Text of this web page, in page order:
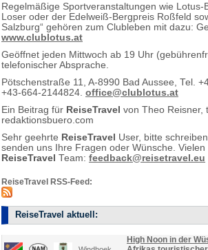
Regelmäßige Sportveranstaltungen wie Lotus-
Loser oder der Edelweiß-Bergpreis Roßfeld
Salzburg“ gehören zum Clubleben mit dazu:
www.clublotus.at
Geöffnet jeden Mittwoch ab 19 Uhr
telefonischer Absprache.
Pötschenstraße 11, A-8990 Bad Aussee, Tel.
+43-664-2144824. office@clublotus.at
Ein Beitrag für ReiseTravel von Theo Reisner,
redaktionsbuero.com
Sehr geehrte ReiseTravel User, bitte
senden uns Ihre Fragen oder Wünsche.
ReiseTravel Team: feedback@reisetravel.eu
ReiseTravel RSS-Feed:
ReiseTravel aktuell:
High Noon in der